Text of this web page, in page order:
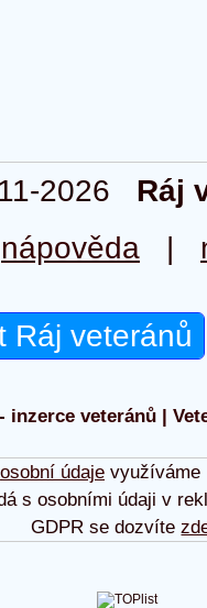
2026 Ráj
nápověda |
Ráj veteránů
inzerce veteránů |
osobní údajevyužíváme
s osobními údaji v
GDPR se dozvíte